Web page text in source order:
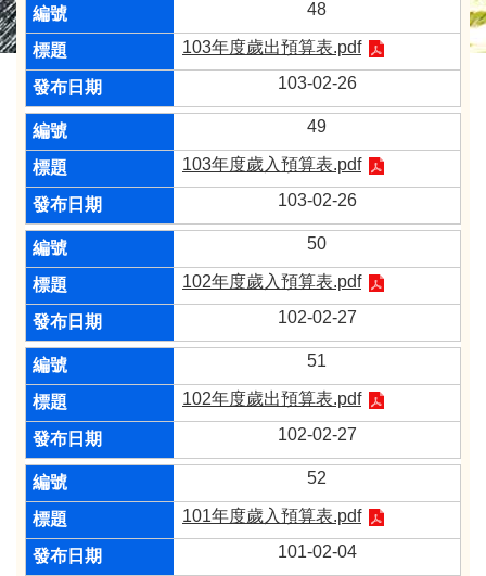
48
103年度歲出預算表.pdf
103-02-26
49
103年度歲入預算表.pdf
103-02-26
50
102年度歲入預算表.pdf
102-02-27
51
102年度歲出預算表.pdf
102-02-27
52
101年度歲入預算表.pdf
101-02-04